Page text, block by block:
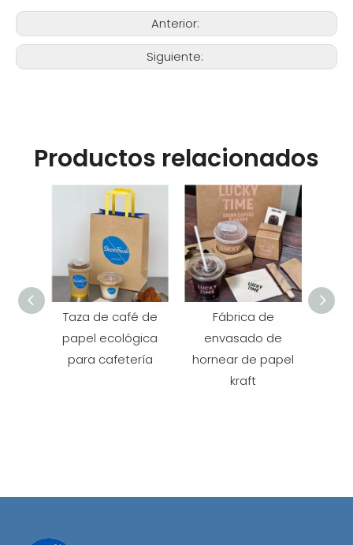
Anterior:
Siguiente:
Productos relacionados
Taza de café de
papel ecológica
para cafetería
Fábrica de
envasado de
hornear de papel
kraft